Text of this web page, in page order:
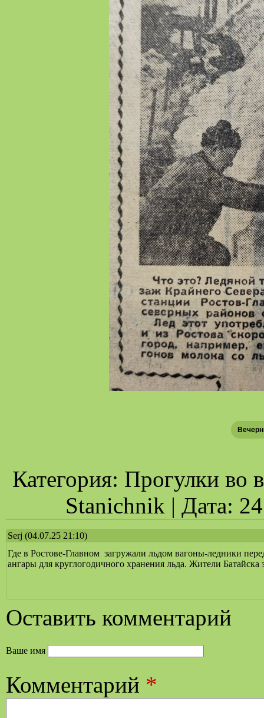
Категория: Прогулки во
Stanichnik | Дата:
Serj (04.07.25 21:10)
Где в Ростове-Главном загружали льдом вагоны-ледники
ангары для круглогодичного хранения льда. Жители Батайска
Оставить комментарий
Ваше имя
Комментарий *